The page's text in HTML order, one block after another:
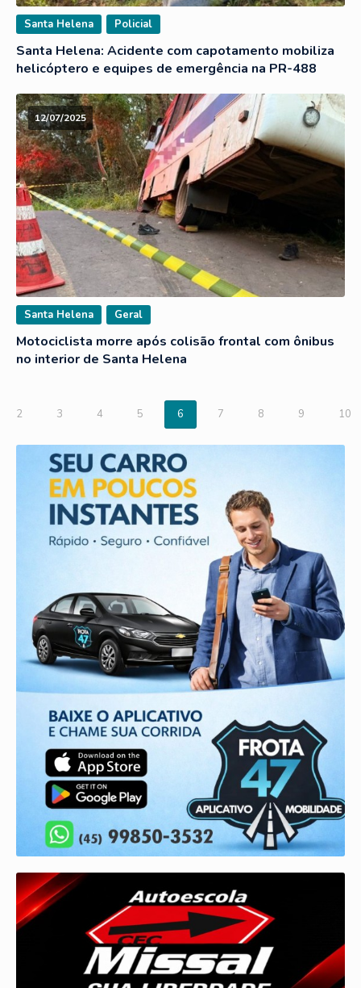
Santa Helena Policial
Santa Helena: Acidente com capotamento mobiliza
helicóptero e equipes de emergência na PR-488
12/07/2025
Santa Helena Geral
Motociclista morre após colisão frontal com ônibus
no interior de Santa Helena
2 3 4 5 6 7 8 9 10